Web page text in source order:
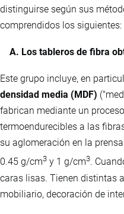
distinguirse según sus
comprendidos los siguientes:
A. Los tableros de fibra
Este grupo incluye, en
densidad media (MDF)
fabrican mediante un
termoendurecibles a las
su aglomeración en la
0.45 g/cm3 y 1 g/cm3.
caras lisas. Tienen distintas
mobiliario, decoración de